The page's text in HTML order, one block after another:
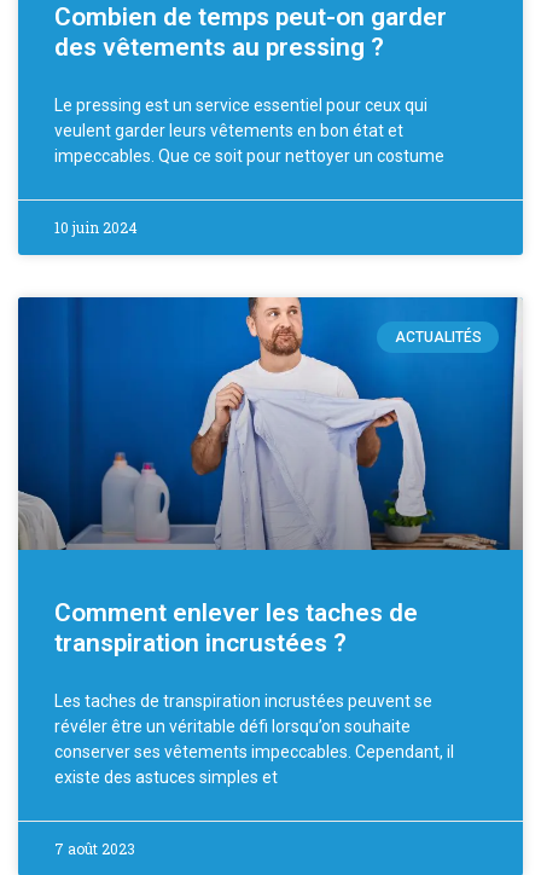
Combien de temps peut-on garder
des vêtements au pressing ?
Le pressing est un service essentiel pour ceux qui
veulent garder leurs vêtements en bon état et
impeccables. Que ce soit pour nettoyer un costume
10 juin 2024
ACTUALITÉS
Comment enlever les taches de
transpiration incrustées ?
Les taches de transpiration incrustées peuvent se
révéler être un véritable défi lorsqu’on souhaite
conserver ses vêtements impeccables. Cependant, il
existe des astuces simples et
7 août 2023